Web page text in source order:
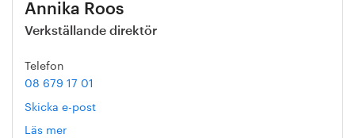
Annika Roos
Verkställande direktör
Telefon
08 679 17 01
Skicka e-post
Läs mer